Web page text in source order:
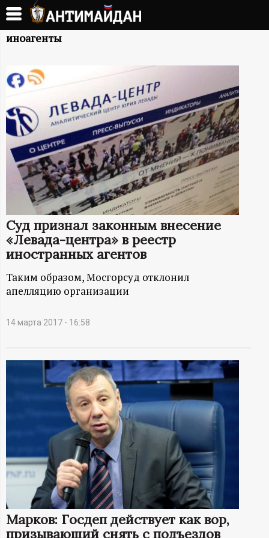
Перейти
основному
А
Н
Т
И
М
Й
Д
А
Н
-
и
р
м
а
иноагенты
Суд признал законным внесение
«Левада-центра» в реестр
иностранных агентов
Таким образом, Мосгорсуд отклонил
апелляцию организации
14 марта 2017 - 16:58
Марков: Госдеп действует как вор,
призывающий снять с подъездов